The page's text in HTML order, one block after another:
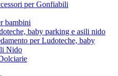
per Gonfiabili
bambini
baby parking e asili nido
per Ludoteche, baby
Nido